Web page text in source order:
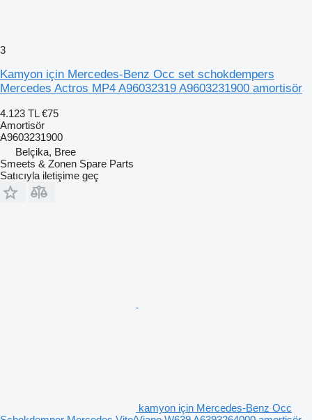
3
Kamyon için Mercedes-Benz Occ set schokdempers
Mercedes Actros MP4 A96032319 A9603231900 amortisör
4.123 TL €75
Amortisör
A9603231900
Belçika, Bree
Smeets & Zonen Spare Parts
Satıcıyla iletişime geç
kamyon için Mercedes-Benz Occ